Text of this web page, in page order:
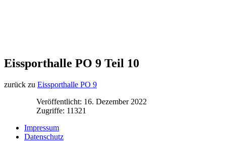
Eissporthalle PO 9 Teil 10
zurück zu Eissporthalle PO 9
Veröffentlicht: 16. Dezember 2022
Zugriffe: 11321
Impressum
Datenschutz